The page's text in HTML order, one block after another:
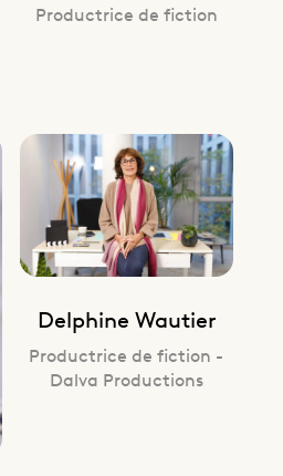
Productrice de fiction
Delphine Wautier
Productrice de fiction -
Dalva Productions